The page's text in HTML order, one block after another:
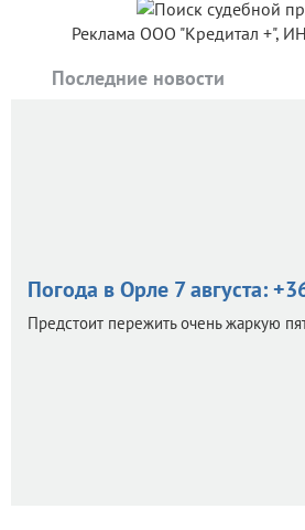
Реклама ООО "Кредитал +",
Последние новости
Погода в Орле 7 августа:
Предстоит пережить очень жаркую